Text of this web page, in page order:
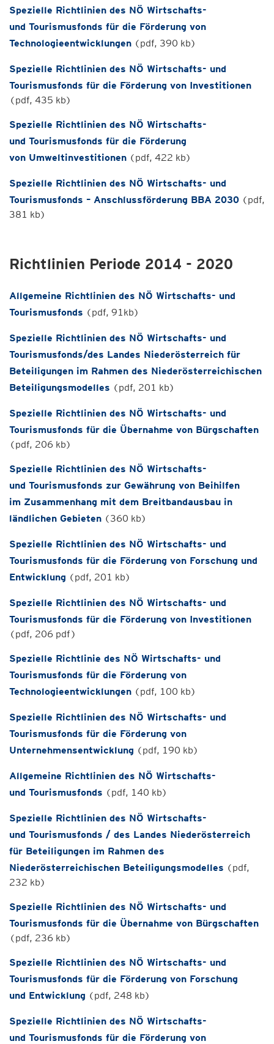
Spezielle Richtlinien des NÖ Wirtschafts-
und Tourismusfonds für die Förderung von
Technologieentwicklungen (pdf, 390 kb)
Spezielle Richtlinien des NÖ Wirtschafts- und
Tourismusfonds für die Förderung von Investitionen
(pdf, 435 kb)
Spezielle Richtlinien des NÖ Wirtschafts-
und Tourismusfonds für die Förderung
von Umweltinvestitionen (pdf, 422 kb)
Spezielle Richtlinien des NÖ Wirtschafts- und
Tourismusfonds – Anschlussförderung BBA 2030 (pdf,
381 kb)
Richtlinien Periode 2014 - 2020
Allgemeine Richtlinien des NÖ Wirtschafts- und
Tourismusfonds (pdf, 91kb)
Spezielle Richtlinien des NÖ Wirtschafts- und
Tourismusfonds/des Landes Niederösterreich für
Beteiligungen im Rahmen des Niederösterreichischen
Beteiligungsmodelles (pdf, 201 kb)
Spezielle Richtlinien des NÖ Wirtschafts- und
Tourismusfonds für die Übernahme von Bürgschaften
(pdf, 206 kb)
Spezielle Richtlinien des NÖ Wirtschafts-
und Tourismusfonds zur Gewährung von Beihilfen
im Zusammenhang mit dem Breitbandausbau in
ländlichen Gebieten (360 kb)
Spezielle Richtlinien des NÖ Wirtschafts- und
Tourismusfonds für die Förderung von Forschung und
Entwicklung (pdf, 201 kb)
Spezielle Richtlinien des NÖ Wirtschafts- und
Tourismusfonds für die Förderung von Investitionen
(pdf, 206 pdf)
Spezielle Richtlinie des NÖ Wirtschafts- und
Tourismusfonds für die Förderung von
Technologieentwicklungen (pdf, 100 kb)
Spezielle Richtlinien des NÖ Wirtschafts- und
Tourismusfonds für die Förderung von
Unternehmensentwicklung (pdf, 190 kb)
Allgemeine Richtlinien des NÖ Wirtschafts-
und Tourismusfonds (pdf, 140 kb)
Spezielle Richtlinien des NÖ Wirtschafts-
und Tourismusfonds / des Landes Niederösterreich
für Beteiligungen im Rahmen des
Niederösterreichischen Beteiligungsmodelles (pdf,
232 kb)
Spezielle Richtlinien des NÖ Wirtschafts- und
Tourismusfonds für die Übernahme von Bürgschaften
(pdf, 236 kb)
Spezielle Richtlinien des NÖ Wirtschafts- und
Tourismusfonds für die Förderung von Forschung
und Entwicklung (pdf, 248 kb)
Spezielle Richtlinien des NÖ Wirtschafts-
und Tourismusfonds für die Förderung von